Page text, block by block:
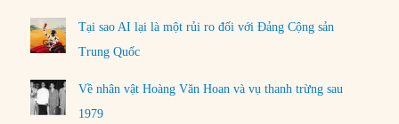
Tại sao AI lại là một rủi ro đối với Đảng Cộng sản
Trung Quốc
Về nhân vật Hoàng Văn Hoan và vụ thanh trừng sau
1979